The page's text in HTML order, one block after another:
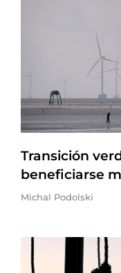
Transición
beneficiarse
Michal Podolski